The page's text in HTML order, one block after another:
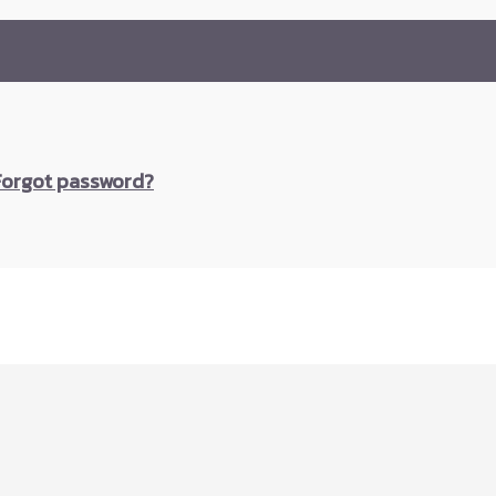
password?